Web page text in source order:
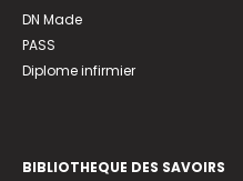
DN Made
PASS
Diplome infirmier
BIBLIOTHEQUE DES SAVOIRS